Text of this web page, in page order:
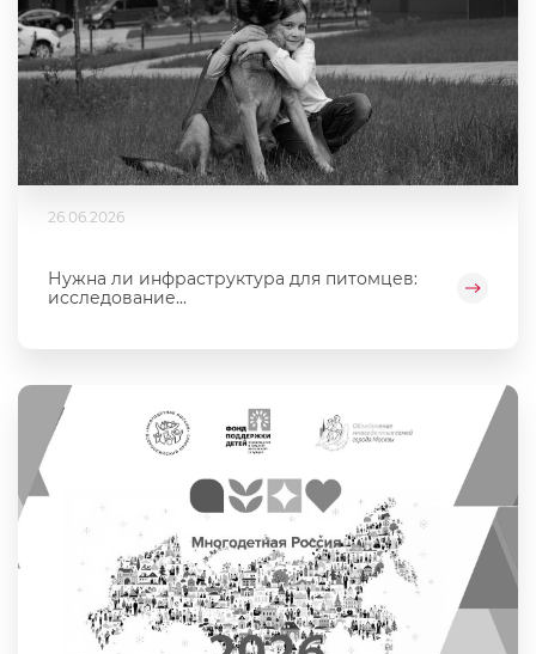
26.06.2026
Нужна ли инфраструктура для питомцев:
исследование...